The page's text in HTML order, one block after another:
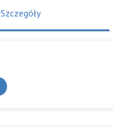
Szczegóły